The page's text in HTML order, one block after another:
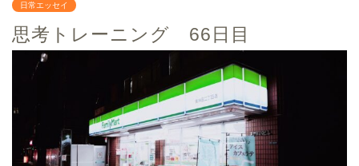
日常エッセイ
思考トレーニング 66日目